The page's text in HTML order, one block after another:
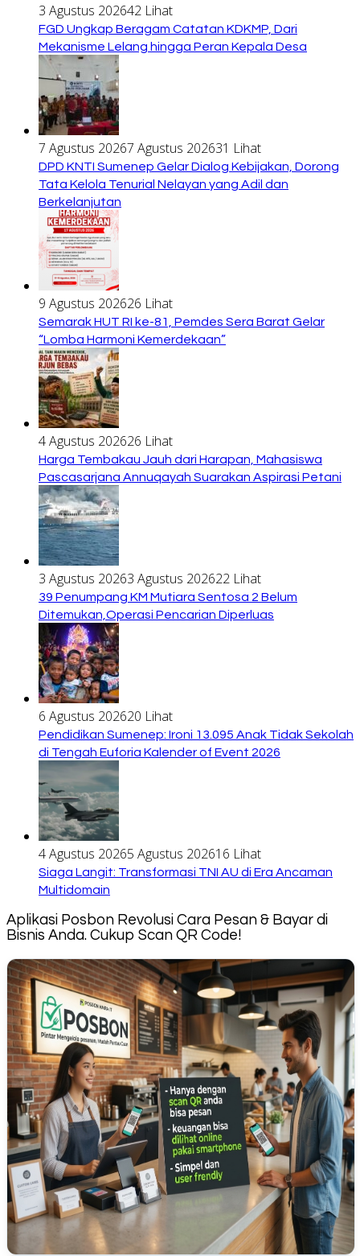
3 Agustus 202642 Lihat
FGD Ungkap Beragam Catatan KDKMP, Dari
Mekanisme Lelang hingga Peran Kepala Desa
7 Agustus 20267 Agustus 202631 Lihat
DPD KNTI Sumenep Gelar Dialog Kebijakan, Dorong
Tata Kelola Tenurial Nelayan yang Adil dan
Berkelanjutan
9 Agustus 202626 Lihat
Semarak HUT RI ke-81, Pemdes Sera Barat Gelar
“Lomba Harmoni Kemerdekaan”
4 Agustus 202626 Lihat
Harga Tembakau Jauh dari Harapan, Mahasiswa
Pascasarjana Annuqayah Suarakan Aspirasi Petani
3 Agustus 20263 Agustus 202622 Lihat
39 Penumpang KM Mutiara Sentosa 2 Belum
Ditemukan,Operasi Pencarian Diperluas
6 Agustus 202620 Lihat
Pendidikan Sumenep: Ironi 13.095 Anak Tidak Sekolah
di Tengah Euforia Kalender of Event 2026
4 Agustus 20265 Agustus 202616 Lihat
Siaga Langit: Transformasi TNI AU di Era Ancaman
Multidomain
Aplikasi Posbon Revolusi Cara Pesan & Bayar di
Bisnis Anda. Cukup Scan QR Code!